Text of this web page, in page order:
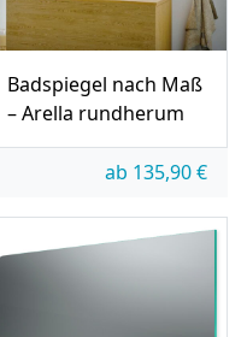
Badspiegel nach Maß
– Arella rundherum
ab 135,90€